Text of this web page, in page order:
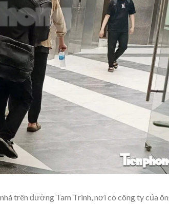
trên đường Tam Trinh, nơi có công ty của